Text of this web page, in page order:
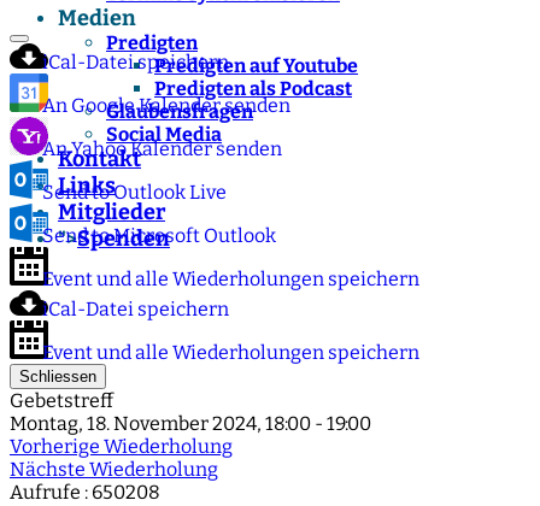
Medien
Predigten
Predigten auf Youtube
Predigten als Podcast
Glaubensfragen
Social Media
Kontakt
Links
Mitglieder
">Spenden
iCal-Datei speichern
An Google Kalender senden
An Yahoo Kalender senden
Send to Outlook Live
Send to Microsoft Outlook
Event und alle Wiederholungen speichern
iCal-Datei speichern
Event und alle Wiederholungen speichern
Schliessen
Gebetstreff
Montag, 18. November 2024, 18:00 - 19:00
Vorherige Wiederholung
Nächste Wiederholung
Aufrufe : 650208